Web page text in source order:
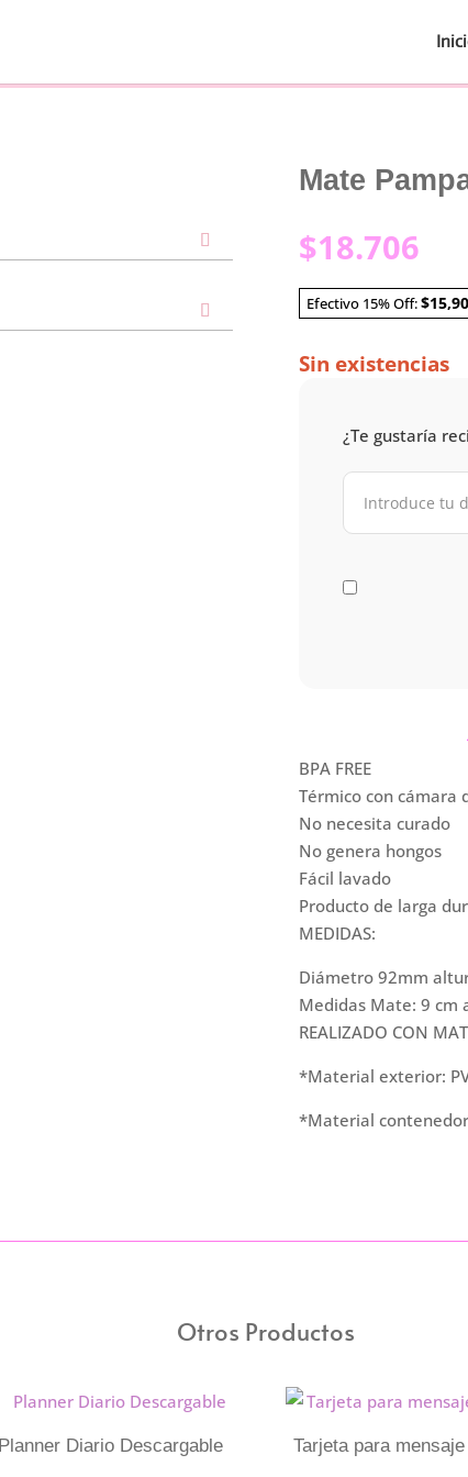
Mate
$18.706
Efectivo 15% Off:
Sin existencias
¿Te gustaría
BPA FREE
Térmico con cámara
No necesita curado
No genera hongos
Fácil lavado
Producto de larga
​MEDIDAS:
Diámetro 92mm
Medidas Mate: 9 cm
REALIZADO CON
*Material exterior:
*Material
Otros Productos
Planner Diario Descargable Tarjeta para